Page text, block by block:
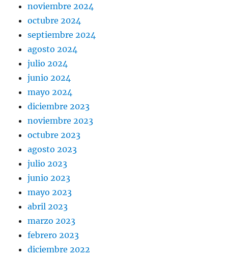
noviembre 2024
octubre 2024
septiembre 2024
agosto 2024
julio 2024
junio 2024
mayo 2024
diciembre 2023
noviembre 2023
octubre 2023
agosto 2023
julio 2023
junio 2023
mayo 2023
abril 2023
marzo 2023
febrero 2023
diciembre 2022